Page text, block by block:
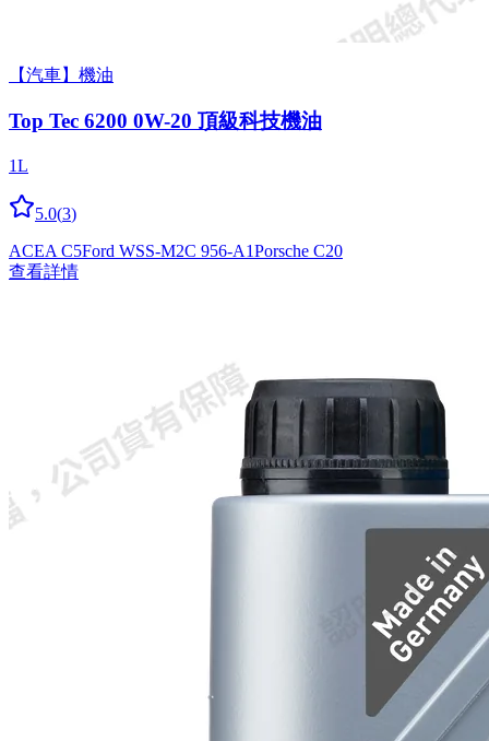
【汽車】機油
Top Tec 6200 0W-20 頂級科技機油
1L
5.0(3)
ACEA C5Ford WSS-M2C 956-A1Porsche C20
查看詳情